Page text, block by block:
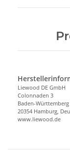
Liewood DE GmbH
Colonnaden 3
Baden-Württemberg
20354 Hamburg,
www.liewood.de